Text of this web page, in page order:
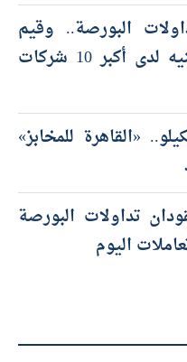
البورصة.. وقيم
التداول تتجاوز 83 مليار جنيه لدى أكبر 10 شركات
جنيهًا للكيلو.. «القاهرة للمخابز»
تداولات البورصة